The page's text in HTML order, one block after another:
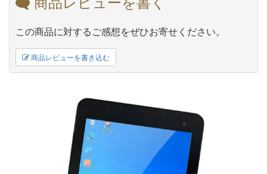
この商品に対するご感想をぜひお寄せください。
商品レビューを書き込む